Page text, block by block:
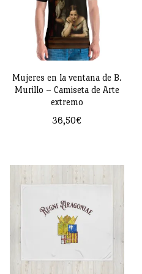
Las
opciones
se
pueden
elegir
de
producto
Mujeres en la ventana de B.
Murillo – Camiseta de Arte
extremo
36,50€
tiene
variantes.
Las
opciones